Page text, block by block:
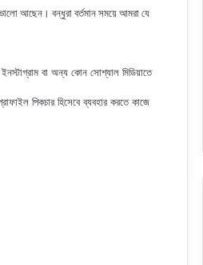
আছেন। বন্ধুরা বর্তমান সময়ে আমরা যে
বা অন্য কোন সোশ্যাল মিডিয়াতে
পিকচার হিসেবে ব্যবহার করতে কাজে